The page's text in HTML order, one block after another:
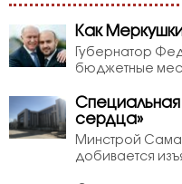
Как
Губернатор
бюджетные
Специальная
сердца»
Минстрой
добивается